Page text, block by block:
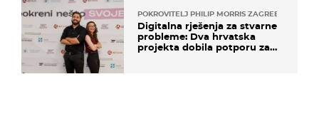
POKROVITELJ PHILIP MORRIS ZAGREB
Digitalna rješenja za stvarne
probleme: Dva hrvatska
projekta dobila potporu za